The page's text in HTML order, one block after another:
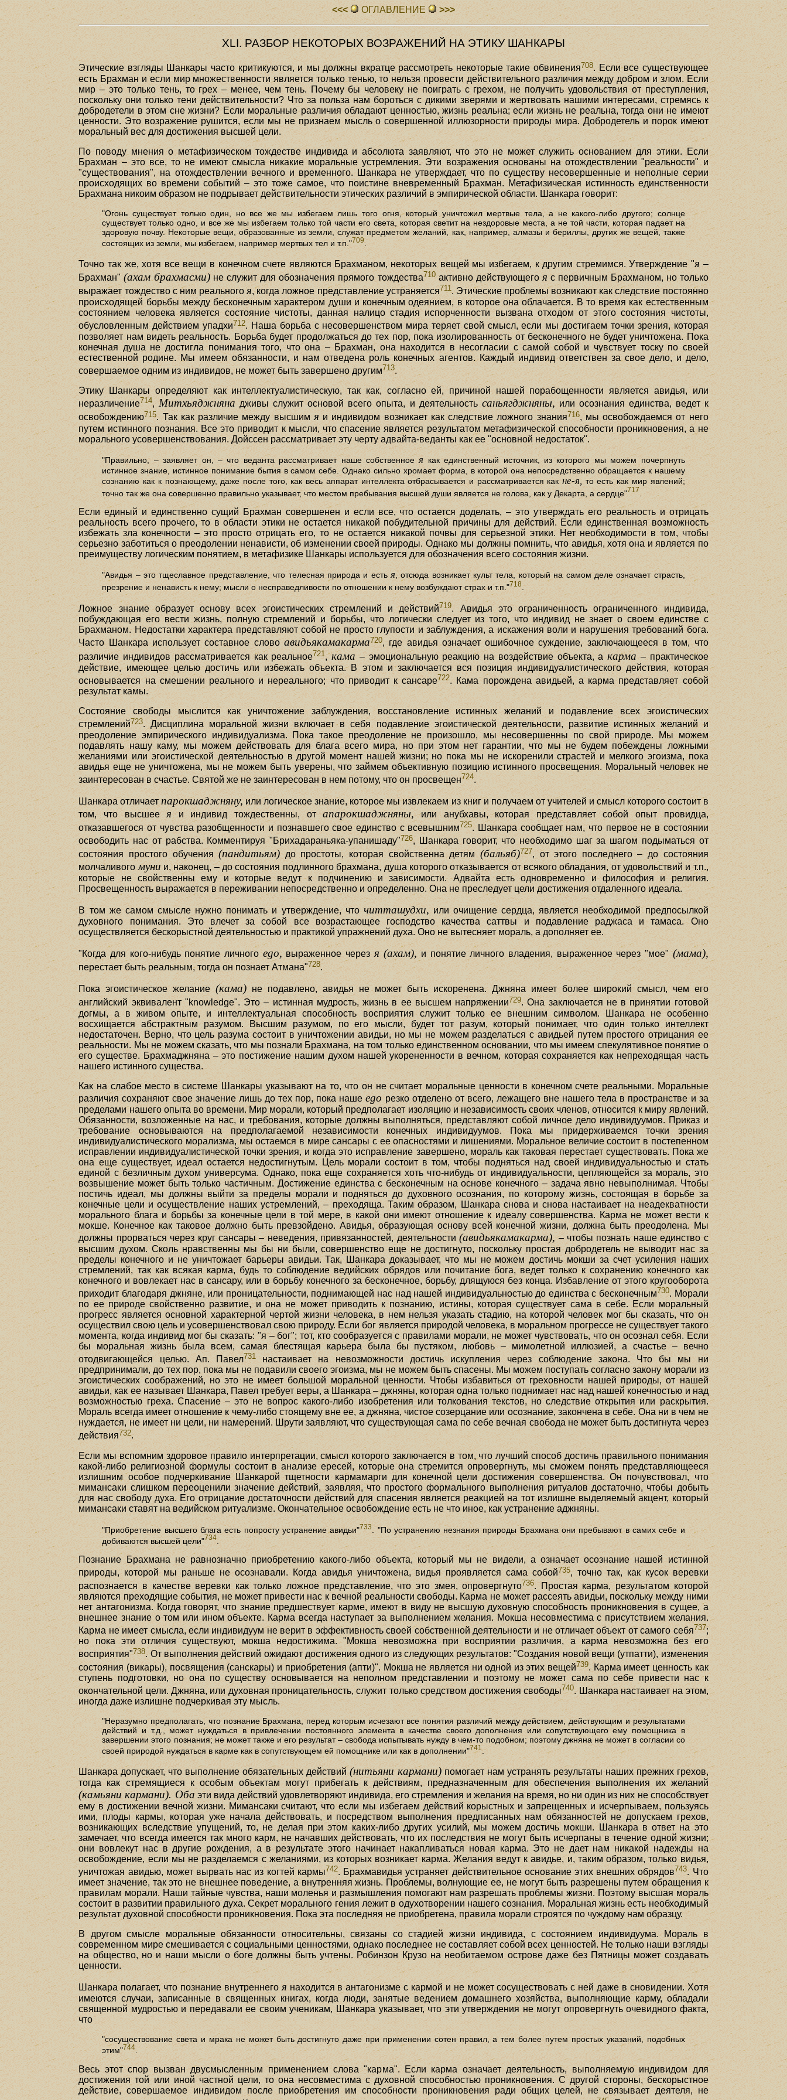
<<< ОГЛАВЛЕHИЕ >>>
XLI. РАЗБОР НЕКОТОРЫХ ВОЗРАЖЕНИЙ НА ЭТИКУ ШАНКАРЫ
Этические взгляды Шанкары часто критикуются, и мы должны вкратце рассмотреть некоторые такие обвинения708. Если все существующее
есть Брахман и если мир множественности является только тенью, то нельзя провести действительного различия между добром и злом. Если
мир – это только тень, то грех – менее, чем тень. Почему бы человеку не поиграть с грехом, не получить удовольствия от преступления,
поскольку они только тени действительности? Что за польза нам бороться с дикими зверями и жертвовать нашими интересами, стремясь к
добродетели в этом сне жизни? Если моральные различия обладают ценностью, жизнь реальна; если жизнь не реальна, тогда они не имеют
ценности. Это возражение рушится, если мы не признаем мысль о совершенной иллюзорности природы мира. Добродетель и порок имеют
моральный вес для достижения высшей цели.
По поводу мнения о метафизическом тождестве индивида и абсолюта заявляют, что это не может служить основанием для этики. Если
Брахман – это все, то не имеют смысла никакие моральные устремления. Эти возражения основаны на отождествлении "реальности" и
"существования", на отождествлении вечного и временного. Шанкара не утверждает, что по существу несовершенные и неполные серии
происходящих во времени событий – это тоже самое, что поистине вневременный Брахман. Метафизическая истинность единственности
Брахмана никоим образом не подрывает действительности этических различий в эмпирической области. Шанкара говорит:
"Огонь существует только один, но все же мы избегаем лишь того огня, который уничтожил мертвые тела, а не какого-либо другого; солнце
существует только одно, и все же мы избегаем только той части его света, которая светит на нездоровые места, а не той части, которая падает на
здоровую почву. Некоторые вещи, образованные из земли, служат предметом желаний, как, например, алмазы и бериллы, других же вещей, также
состоящих из земли, мы избегаем, например мертвых тел и т.п."709.
Точно так же, хотя все вещи в конечном счете являются Брахманом, некоторых вещей мы избегаем, к другим стремимся. Утверждение "я –
Брахман"(ахам брахмасми)не служит для обозначения прямого тождества710активно действующегоя с первичным Брахманом, но только
выражает тождество с ним реальногоя, когда ложное представление устраняется711. Этические проблемы возникают как следствие постоянно
происходящей борьбы между бесконечным характером души и конечным одеянием, в которое она облачается. В то время как естественным
состоянием человека является состояние чистоты, данная налицо стадия испорченности вызвана отходом от этого состояния чистоты,
обусловленным действием упадхи712. Наша борьба с несовершенством мира теряет свой смысл, если мы достигаем точки зрения, которая
позволяет нам видеть реальность. Борьба будет продолжаться до тех пор, пока изолированность от бесконечного не будет уничтожена. Пока
конечная душа не достигла понимания того, что она – Брахман, она находится в несогласии с самой собой и чувствует тоску по своей
естественной родине. Мы имеем обязанности, и нам отведена роль конечных агентов. Каждый индивид ответствен за свое дело, и дело,
совершаемое одним из индивидов, не может быть завершено другим713.
Этику Шанкары определяют как интеллектуалистическую, так как, согласно ей, причиной нашей порабощенности является авидья, или
неразличение714, Митхьяджняна дживы служит основой всего опыта, и деятельность саньягджняны, или осознания единства, ведет к
освобождению715. Так как различие между высшимя и индивидом возникает как следствие ложного знания716, мы освобождаемся от него
путем истинного познания. Все это приводит к мысли, что спасение является результатом метафизической способности проникновения, а не
морального усовершенствования. Дойссен рассматривает эту черту адвайта-веданты как ее "основной недостаток".
"Правильно, – заявляет он, – что веданта рассматривает наше собственноея как единственный источник, из которого мы можем почерпнуть
истинное знание, истинное понимание бытия в самом себе. Однако сильно хромает форма, в которой она непосредственно обращается к нашему
сознанию как к познающему, даже после того, как весь аппарат интеллекта отбрасывается и рассматривается какне-я,
то есть как мир явлений;
точно так же она совершенно правильно указывает, что местом пребывания высшей души является не голова, как у Декарта, а сердце"717
Если единый и единственно сущий Брахман совершенен и если все, что остается доделать, – это утверждать его реальность и отрицать
реальность всего прочего, то в области этики не остается никакой побудительной причины для действий. Если единственная возможность
избежать зла конечности – это просто отрицать его, то не остается никакой почвы для серьезной этики. Нет необходимости в том, чтобы
серьезно заботиться о преодолении ненависти, об изменении своей природы. Однако мы должны помнить, что авидья, хотя она и является по
преимуществу логическим понятием, в метафизике Шанкары используется для обозначения всего состояния жизни.
"Авидья – это тщеславное представление, что телесная природа и естья, отсюда возникает культ тела, который на самом деле означает страсть,
презрение и ненависть к нему; мысли о несправедливости по отношении к нему возбуждают страх и т.п."718 .
Ложное знание образует основу всех эгоистических стремлений и действий719. Авидья это ограниченность ограниченного индивида,
побуждающая его вести жизнь, полную стремлений и борьбы, что логически следует из того, что индивид не знает о своем единстве с
Брахманом. Недостатки характера представляют собой не просто глупости и заблуждения, а искажения воли и нарушения требований бога.
Часто Шанкара использует составное слово авидьякамакарма720, где авидья означает ошибочное суждение, заключающееся в том, что
различие индивидов рассматривается как реальное721 ,кама – эмоциональную реакцию на воздействие объекта, акарма – практическое
действие, имеющее целью достичь или избежать объекта. В этом и заключается вся позиция индивидуалистического действия, которая
основывается на смешении реального и нереального; что приводит к сансаре722. Кама порождена авидьей, а карма представляет собой
результат камы.
Состояние свободы мыслится как уничтожение заблуждения, восстановление истинных желаний и подавление всех эгоистических
стремлений723. Дисциплина моральной жизни включает в себя подавление эгоистической деятельности, развитие истинных желаний и
преодоление эмпирического индивидуализма. Пока такое преодоление не произошло, мы несовершенны по свой природе. Мы можем
подавлять нашу каму, мы можем действовать для блага всего мира, но при этом нет гарантии, что мы не будем побеждены ложными
желаниями или эгоистической деятельностью в другой момент нашей жизни; но пока мы не искоренили страстей и мелкого эгоизма, пока
авидья еще не уничтожена, мы не можем быть уверены, что займем объективную позицию истинного просвещения. Моральный человек не
заинтересован в счастье. Святой же не заинтересован в нем потому, что он просвещен724.
Шанкара отличает парокшаджняну, или логическое знание, которое мы извлекаем из книг и получаем от учителей и смысл которого состоит в
том, что высшеея и индивид тождественны, отапарокшаджняны, или анубхавы, которая представляет собой опыт провидца,
отказавшегося от чувства разобщенности и познавшего свое единство с всевышним725. Шанкара сообщает нам, что первое не в состоянии
освободить нас от рабства. Комментируя "Брихадараньяка-упанишаду"726, Шанкара говорит, что необходимо шаг за шагом подыматься от
состояния простого обучения(пандитьям) до простоты, которая свойственна детям (бальяб)727, от этого последнего – до состояния
молчаливогомуни и, наконец, – до состояния подлинного брахмана, душа которого отказывается от всякого обладания, от удовольствий и т.п.,
которые не свойственны ему и которые ведут к подчинению и зависимости. Адвайта есть одновременно и философия и религия.
Просвещенность выражается в переживании непосредственно и определенно. Она не преследует цели достижения отдаленного идеала.
В том же самом смысле нужно понимать и утверждение, что читташудхи, или очищение сердца, является необходимой предпосылкой
духовного понимания. Это влечет за собой все возрастающее господство качества саттвы и подавление раджаса и тамаса. Оно
осуществляется бескорыстной деятельностью и практикой упражнений духа. Оно не вытесняет мораль, а дополняет ее.
"Когда для кого-нибудь понятие личногоego, выраженное черезя (ахам),и понятие личного владения, выраженное через "мое"(мама),
перестает быть реальным, тогда он познает Атмана"728.
Пока эгоистическое желание(кама) не подавлено, авидья не может быть искоренена. Джняна имеет более широкий смысл, чем его
английский эквивалент "knowledge". Это – истинная мудрость, жизнь в ее высшем напряжении729. Она заключается не в принятии готовой
догмы, а в живом опыте, и интеллектуальная способность восприятия служит только ее внешним символом. Шанкара не особенно
восхищается абстрактным разумом. Высшим разумом, по его мысли, будет тот разум, который понимает, что один только интеллект
недостаточен. Верно, что цель разума состоит в уничтожении авидьи, но мы не можем разделаться с авидьей путем простого отрицания ее
реальности. Мы не можем сказать, что мы познали Брахмана, на том только единственном основании, что мы имеем спекулятивное понятие о
его существе. Брахмаджняна – это постижение нашим духом нашей укорененности в вечном, которая сохраняется как непреходящая часть
нашего истинного существа.
Как на слабое место в системе Шанкары указывают на то, что он не считает моральные ценности в конечном счете реальными. Моральные
различия сохраняют свое значение лишь до тех пор, пока нашеego резко отделено от всего, лежащего вне нашего тела в пространстве и за
пределами нашего опыта во времени. Мир морали, который предполагает изоляцию и независимость своих членов, относится к миру явлений.
Обязанности, возложенные на нас, и требования, которые должны выполняться, представляют собой личное дело индивидуумов. Приказ и
требование основываются на предполагаемой независимости конечных индивидуумов. Пока мы придерживаемся точки зрения
индивидуалистического морализма, мы остаемся в мире сансары с ее опасностями и лишениями. Моральное величие состоит в постепенном
исправлении индивидуалистической точки зрения, и когда это исправление завершено, мораль как таковая перестает существовать. Пока же
она еще существует, идеал остается недостигнутым. Цель морали состоит в том, чтобы подняться над своей индивидуальностью и стать
единой с безличным духом универсума. Однако, пока еще сохраняется хоть что-нибудь от индивидуальности, цепляющейся за мораль, это
возвышение может быть только частичным. Достижение единства с бесконечным на основе конечного – задача явно невыполнимая. Чтобы
постичь идеал, мы должны выйти за пределы морали и подняться до духовного осознания, по которому жизнь, состоящая в борьбе за
конечные цели и осуществление наших устремлений, – преходяща. Таким образом, Шанкара снова и снова настаивает на неадекватности
морального блага и борьбы за конечные цели в той мере, в какой они имеют отношение к идеалу совершенства. Карма не может вести к
мокше. Конечное как таковое должно быть превзойдено. Авидья, образующая основу всей конечной жизни, должна быть преодолена. Мы
должны прорваться через круг сансары – неведения, привязанностей, деятельности(авидьякамакарма),– чтобы познать наше единство с
высшим духом. Сколь нравственны мы бы ни были, совершенство еще не достигнуто, поскольку простая добродетель не выводит нас за
пределы конечного и не уничтожает барьеры авидьи. Так, Шанкара доказывает, что мы не можем достичь мокши за счет усиления наших
стремлений, так как всякая карма, будь то соблюдение ведийских обрядов или почитание бога, ведет только к сохранению конечного как
конечного и вовлекает нас в сансару, или в борьбу конечного за бесконечное, борьбу, длящуюся без конца. Избавление от этого кругооборота
приходит благодаря джняне, или проницательности, поднимающей нас над нашей индивидуальностью до единства с бесконечным730. Морали
по ее природе свойственно развитие, и она не может приводить к познанию, истины, которая существует сама в себе. Если моральный
прогресс является основной характерной чертой жизни человека, в нем нельзя указать стадию, на которой человек мог бы сказать, что он
осуществил свою цель и усовершенствовал свою природу. Если бог является природой человека, в моральном прогрессе не существует такого
момента, когда индивид мог бы сказать: "я – бог"; тот, кто сообразуется с правилами морали, не может чувствовать, что он осознал себя. Если
бы моральная жизнь была всем, самая блестящая карьера была бы пустяком, любовь – мимолетной иллюзией, а счастье – вечно
отодвигающейся целью. Ап. Павел731 настаивает на невозможности достичь искупления через соблюдение закона. Что бы мы ни
предпринимали, до тех пор, пока мы не подавили своего эгоизма, мы не можем быть спасены. Мы можем поступать согласно закону морали из
эгоистических соображений, но это не имеет большой моральной ценности. Чтобы избавиться от греховности нашей природы, от нашей
авидьи, как ее называет Шанкара, Павел требует веры, а Шанкара – джняны, которая одна только поднимает нас над нашей конечностью и над
возможностью греха. Спасение – это не вопрос какого-либо изобретения или толкования текстов, но следствие открытия или раскрытия.
Мораль всегда имеет отношение к чему-либо стоящему вне ее, а джняна, чистое созерцание или осознание, закончена в себе. Она ни в чем не
нуждается, не имеет ни цели, ни намерений. Шрути заявляют, что существующая сама по себе вечная свобода не может быть достигнута через
действия732.
Если мы вспомним здоровое правило интерпретации, смысл которого заключается в том, что лучший способ достичь правильного понимания
какой-либо религиозной формулы состоит в анализе ересей, которые она стремится опровергнуть, мы сможем понять представляющееся
излишним особое подчеркивание Шанкарой тщетности кармамарги для конечной цели достижения совершенства. Он почувствовал, что
мимансаки слишком переоценили значение действий, заявляя, что простого формального выполнения ритуалов достаточно, чтобы добыть
для нас свободу духа. Его отрицание достаточности действий для спасения является реакцией на тот излишне выделяемый акцент, который
мимансаки ставят на ведийском ритуализме. Окончательное освобождение есть не что иное, как устранение аджняны.
"Приобретение высшего блага есть попросту устранение авидьи"733
. "По устранению незнания природы Брахмана они пребывают в самих себе и
добиваются высшей цели"734
Познание Брахмана не равнозначно приобретению какого-либо объекта, который мы не видели, а означает осознание нашей истинной
природы, которой мы раньше не осознавали. Когда авидья уничтожена, видья проявляется сама собой735, точно так, как кусок веревки
распознается в качестве веревки как только ложное представление, что это змея, опровергнуто736. Простая карма, результатом которой
являются преходящие события, не может привести нас к вечной реальности свободы. Карма не может рассеять авидьи, поскольку между ними
нет антагонизма. Когда говорят, что знание предшествует карме, имеют в виду не высшую духовную способность проникновения в сущее, а
внешнее знание о том или ином объекте. Карма всегда наступает за выполнением желания. Мокша несовместима с присутствием желания.
Карма не имеет смысла, если индивидуум не верит в эффективность своей собственной деятельности и не отличает объект от самого себя737;
но пока эти отличия существуют, мокша недостижима. "Мокша невозможна при восприятии различия, а карма невозможна без его
восприятия"738. От выполнения действий ожидают достижения одного из следующих результатов: "Создания новой вещи (утпатти), изменения
состояния (викары), посвящения (санскары) и приобретения (апти)". Мокша не является ни одной из этих вещей739. Карма имеет ценность как
ступень подготовки, но она по существу основывается на неполном представлении и поэтому не может сама по себе привести нас к
окончательной цели. Джняна, или духовная проницательность, служит только средством достижения свободы740. Шанкара настаивает на этом,
иногда даже излишне подчеркивая эту мысль.
"Неразумно предполагать, что познание Брахмана, перед которым исчезают все понятия различий между действием, действующим и результатами
действий и т.д., может нуждаться в привлечении постоянного элемента в качестве своего дополнения или сопутствующего ему помощника в
завершении этого познания; не может также и его результат – свобода испытывать нужду в чем-то подобном; поэтому джняна не может в согласии со
своей природой нуждаться в карме как в сопутствующем ей помощнике или как в дополнении"741 .
Шанкара допускает, что выполнение обязательных действий(нитьяни кармани)помогает нам устранять результаты наших прежних грехов,
тогда как стремящиеся к особым объектам могут прибегать к действиям, предназначенным для обеспечения выполнения их желаний
(камьяни кармани). Оба эти вида действий удовлетворяют индивида, его стремления и желания на время, но ни один из них не способствует
ему в достижении вечной жизни. Мимансаки считают, что если мы избегаем действий корыстных и запрещенных и исчерпываем, пользуясь
ими, плоды кармы, которая уже начала действовать, и посредством выполнения предписанных нам обязанностей не допускаем грехов,
возникающих вследствие упущений, то, не делая при этом каких-либо других усилий, мы можем достичь мокши. Шанкара в ответ на это
замечает, что всегда имеется так много карм, не начавших действовать, что их последствия не могут быть исчерпаны в течение одной жизни;
они вовлекут нас в другие рождения, а в результате этого начинает накапливаться новая карма. Это не дает нам никакой надежды на
освобождение, если мы не разделаемся с желаниями, из которых возникает карма. Желания ведут к авидье, и, таким образом, только видья,
уничтожая авидью, может вырвать нас из когтей кармы742. Брахмавидья устраняет действительное основание этих внешних обрядов743. Что
имеет значение, так это не внешнее поведение, а внутренняя жизнь. Проблемы, волнующие ее, не могут быть разрешены путем обращения к
правилам морали. Наши тайные чувства, наши моленья и размышления помогают нам разрешать проблемы жизни. Поэтому высшая мораль
состоит в развитии правильного духа. Секрет морального гения лежит в одухотворении нашего сознания. Моральная жизнь есть необходимый
результат духовной способности проникновения. Пока эта последняя не приобретена, правила морали строятся по чуждому нам образцу.
В другом смысле моральные обязанности относительны, связаны со стадией жизни индивида, с состоянием индивидуума. Мораль в
современном мире смешивается с социальными ценностями, однако последнее не составляет собой всех ценностей. Не только наши взгляды
на общество, но и наши мысли о боге должны быть учтены. Робинзон Крузо на необитаемом острове даже без Пятницы может создавать
ценности.
Шанкара полагает, что познание внутреннегоя находится в антагонизме с кармой и не может сосуществовать с ней даже в сновидении. Хотя
имеются случаи, записанные в священных книгах, когда люди, занятые ведением домашнего хозяйства, выполняющие карму, обладали
священной мудростью и передавали ее своим ученикам, Шанкара указывает, что эти утверждения не могут опровергнуть очевидного факта,
что
"сосуществование света и мрака не может быть достигнуто даже при применении сотен правил, а тем более путем простых указаний, подобных
этим"744.
Весь этот спор вызван двусмысленным применением слова "карма". Если карма означает деятельность, выполняемую индивидом для
достижения той или иной частной цели, то она несовместима с духовной способностью проникновения. С другой стороны, бескорыстное
действие, совершаемое индивидом после приобретения им способности проникновения ради общих целей, не связывает деятеля, не